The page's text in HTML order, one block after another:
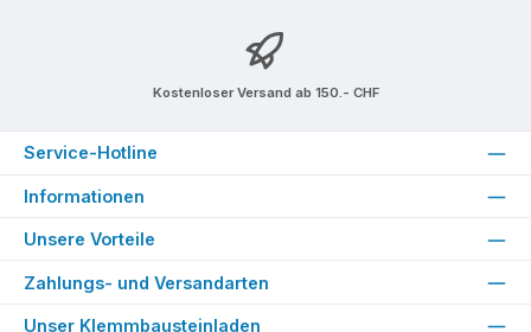
Kostenloser Versand ab 150.- CHF
Service-Hotline
Informationen
Unsere Vorteile
Zahlungs- und Versandarten
Unser Klemmbausteinladen